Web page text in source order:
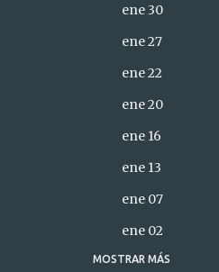
ene 30
ene 27
ene 22
ene 20
ene 16
ene 13
ene 07
ene 02
2021
MOSTRAR MÁS